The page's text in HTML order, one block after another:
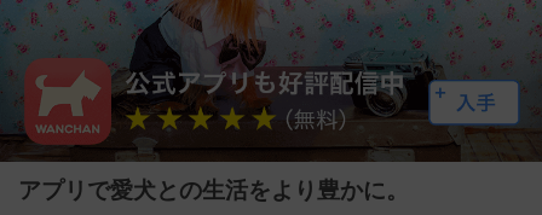
アプリで愛犬との生活をより豊かに。